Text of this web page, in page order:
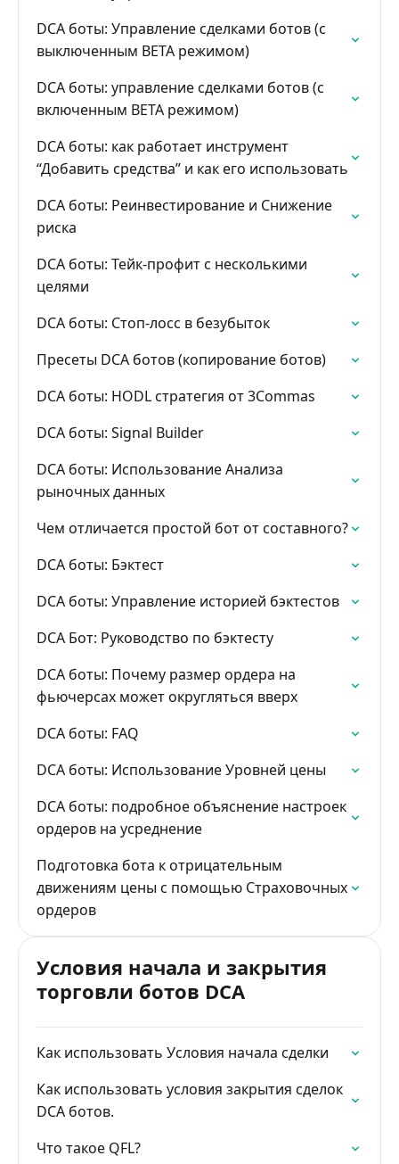
DCA боты: Управление сделками ботов (с
выключенным BETA режимом)
DCA боты: управление сделками ботов (с
включенным BETA режимом)
DCA боты: как работает инструмент
“Добавить средства” и как его использовать
DCA боты: Реинвестирование и Снижение
риска
DCA боты: Тейк-профит с несколькими
целями
DCA боты: Стоп-лосс в безубыток
Пресеты DCA ботов (копирование ботов)
DCA боты: HODL стратегия от 3Commas
DCA боты: Signal Builder
DCA боты: Использование Анализа
рыночных данных
Чем отличается простой бот от составного?
DCA боты: Бэктест
DCA боты: Управление историей бэктестов
DCA Бот: Руководство по бэктесту
DCA боты: Почему размер ордера на
фьючерсах может округляться вверх
DCA боты: FAQ
DCA боты: Использование Уровней цены
DCA боты: подробное объяснение настроек
ордеров на усреднение
Подготовка бота к отрицательным
движениям цены с помощью Страховочных
ордеров
Условия начала и закрытия
торговли ботов DCA
Как использовать Условия начала сделки
Как использовать условия закрытия сделок
DCA ботов.
Что такое QFL?